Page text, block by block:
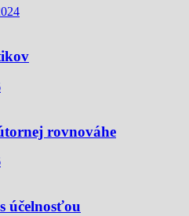
rovnováhe
účelnosťou